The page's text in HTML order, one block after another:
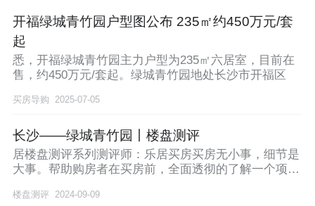
开福绿城青竹园户型图公布 235㎡约450万元/套
起
悉，开福绿城青竹园主力户型为235㎡六居室，目前在
售，约450万元/套起。绿城青竹园地处长沙市开福区
买房导购 2025-07-05
长沙——绿城青竹园丨楼盘测评
居楼盘测评系列测评师：乐居买房买房无小事，细节是
大事。帮助购房者在买房前，全面透彻的了解一个项目
楼盘测评 2024-09-09